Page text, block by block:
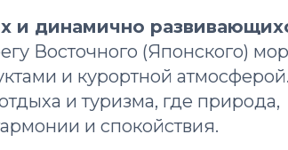
и динамично
Восточного (Японского)
и курортной атмосферой.
и туризма, где природа,
и спокойствия.